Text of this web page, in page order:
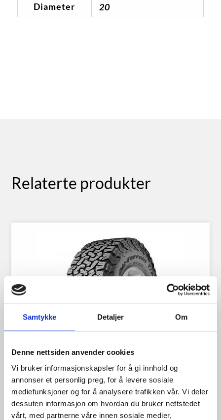
Samtykke Detaljer Om
Denne nettsiden anvender cookies
Vi bruker informasjonskapsler for å gi innhold og
annonser et personlig preg, for å levere sosiale
mediefunksjoner og for å analysere trafikken vår. Vi deler
dessuten informasjon om hvordan du bruker nettstedet
vårt, med partnerne våre innen sosiale medier,
Diameter 20
Relaterte produkter
BFGoodrich All Terrain KO2
265/60R18 119S BSW